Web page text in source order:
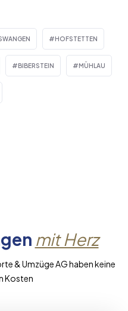
HOFSTETTEN
BIBERSTEIN MÜHLAU
mit Herz
& Umzüge AG haben keine
Kosten